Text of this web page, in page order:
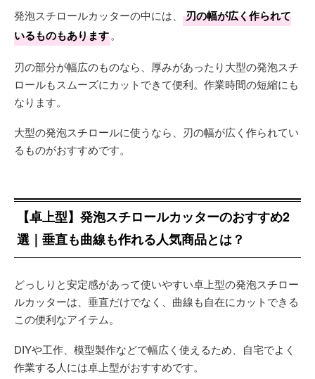
発泡スチロールカッターの中には、
刃の幅が広く作られて
いるものもあります。
刃の部分が幅広のものなら、厚みがあったり大型の発泡スチ
ロールもスムーズにカットできて便利。作業時間の短縮にも
なります。
大型の発泡スチロールに使うなら、刃の幅が広く作られてい
るものがおすすめです。
【卓上型】発泡スチロールカッターのおすすめ2
選｜垂直も曲線も作れる人気商品とは？
どっしりと安定感があって使いやすい卓上型の発泡スチロー
ルカッターは、垂直だけでなく、曲線も自在にカットできる
この便利なアイテム。
DIYや工作、模型製作などで幅広く使えるため、自宅でよく
作業する人には卓上型がおすすめです。